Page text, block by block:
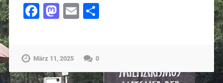
Facebook
Mastodon
Email
März 11, 2025 0